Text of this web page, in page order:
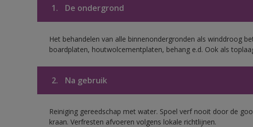
1. De ondergrond
Het behandelen van alle binnenondergronden als winddroog
boardplaten, houtwolcementplaten, behang e.d. Ook als
2. Na gebruik
Reiniging gereedschap met water. Spoel verf nooit door de
kraan. Verfresten afvoeren volgens lokale richtlijnen.